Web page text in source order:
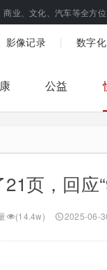
业、文化、汽车等全方位
影像记录 数字化
公益
页，回应
(14.4w) 2025-06-